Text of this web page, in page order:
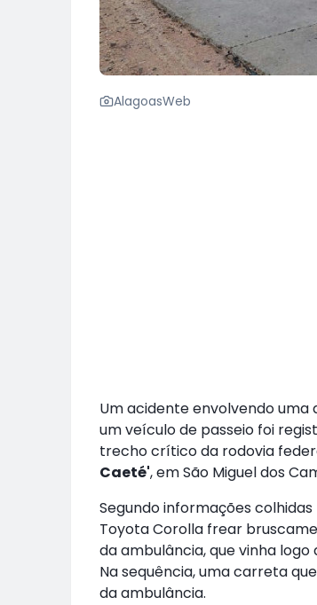
AlagoasWeb
Um acidente envolvendo
um veículo de passeio foi
trecho crítico da rodovia
Caeté', em São Miguel dos
Segundo informações
Toyota Corolla frear
da ambulância, que vinha
Na sequência, uma carreta
da ambulância.